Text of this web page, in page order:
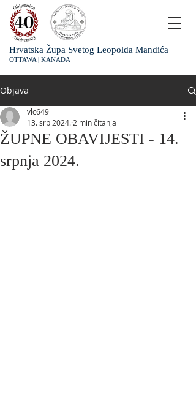
Hrvatska Župa Svetog Leopolda Mandića
OTTAWA | KANADA
Objava
ŽUPNE OBAVIJESTI - 14.
srpnja 2024.
vlc649
13. srp 2024. 2 min čitanja